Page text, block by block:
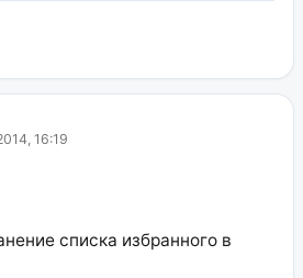
16:19
списка избранного в